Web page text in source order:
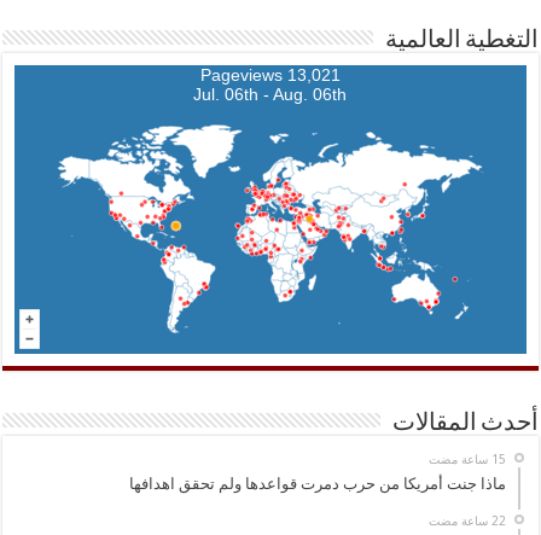
التغطية العالمية
13,021 Pageviews
Jul. 06th - Aug. 06th
أحدث المقالات
ماذا جنت أمريكا من حرب دمرت قواعدها ولم تحقق اهدافها